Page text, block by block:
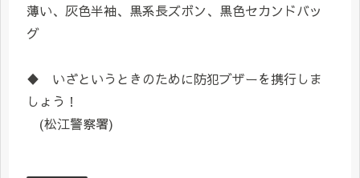
薄い、灰色半袖、黒系長ズボン、黒色セカンドバッ
グ
♦ いざというときのために防犯ブザーを携行しま
しょう！
(松江警察署)